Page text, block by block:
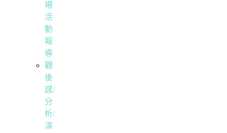
場
活
動
報
導
觀
後
感/
分
析/
演